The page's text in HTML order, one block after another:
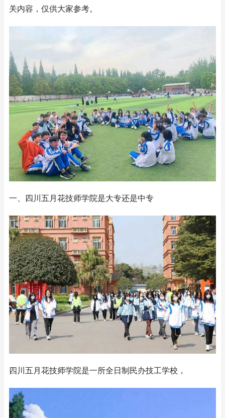
关内容，仅供大家参考。
一、四川五月花技师学院是大专还是中专
四川五月花技师学院是一所全日制民办技工学校，